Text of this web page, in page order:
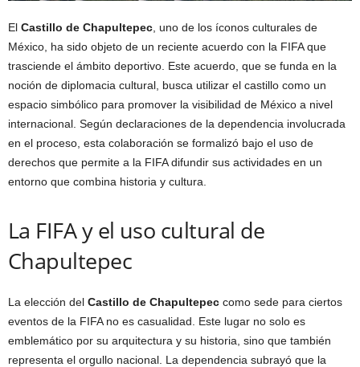
El Castillo de Chapultepec , uno de los íconos culturales de
México, ha sido objeto de un reciente acuerdo con la FIFA que
trasciende el ámbito deportivo. Este acuerdo, que se funda en la
noción de diplomacia cultural, busca utilizar el castillo como un
espacio simbólico para promover la visibilidad de México a nivel
internacional. Según declaraciones de la dependencia involucrada
en el proceso, esta colaboración se formalizó bajo el uso de
derechos que permite a la FIFA difundir sus actividades en un
entorno que combina historia y cultura.
La FIFA y el uso cultural de
Chapultepec
La elección del Castillo de Chapultepec como sede para ciertos
eventos de la FIFA no es casualidad. Este lugar no solo es
emblemático por su arquitectura y su historia, sino que también
representa el orgullo nacional. La dependencia subrayó que la